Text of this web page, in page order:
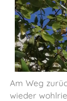
Am Weg
wieder